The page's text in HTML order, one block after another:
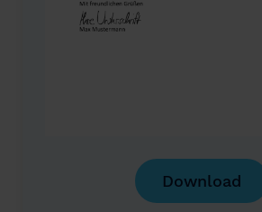
Download